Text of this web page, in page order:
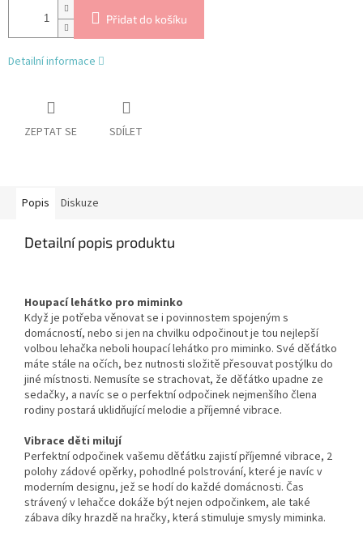
Přidat do košíku
Detailní informace
ZEPTAT SE SDÍLET
Popis Diskuze
Detailní popis produktu
Houpací lehátko pro miminko
Když je potřeba věnovat se i povinnostem spojeným s
domácností, nebo si jen na chvilku odpočinout je tou nejlepší
volbou lehačka neboli houpací lehátko pro miminko. Své děťátko
máte stále na očích, bez nutnosti složitě přesouvat postýlku do
jiné místnosti. Nemusíte se strachovat, že děťátko upadne ze
sedačky, a navíc se o perfektní odpočinek nejmenšího člena
rodiny postará uklidňující melodie a příjemné vibrace.
Vibrace děti milují
Perfektní odpočinek vašemu děťátku zajistí příjemné vibrace, 2
polohy zádové opěrky, pohodlné polstrování, které je navíc v
moderním designu, jež se hodí do každé domácnosti. Čas
strávený v lehačce dokáže být nejen odpočinkem, ale také
zábava díky hrazdě na hračky, která stimuluje smysly miminka.